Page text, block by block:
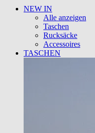
NEW IN
Alle anzeigen
Taschen
Rucksäcke
Accessoires
TASCHEN